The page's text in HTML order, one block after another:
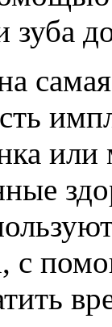
зуба
или
с